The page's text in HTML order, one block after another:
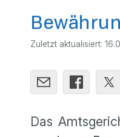
Zuletzt aktualisiert:
Das